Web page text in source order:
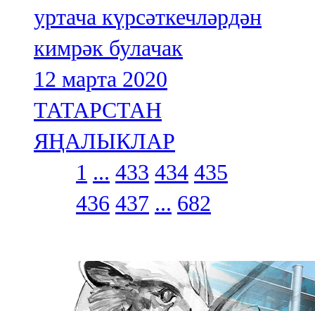
уртача күрсәткечләрдән
кимрәк булачак
12 марта 2020
ТАТАРСТАН
ЯҢАЛЫКЛАР
1 ... 433 434 435
436 437 ... 682